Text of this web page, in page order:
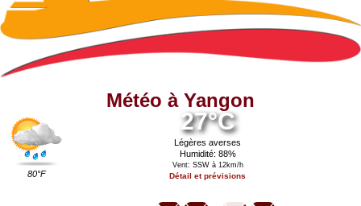
Météo à Yangon
80°F
27°C
Légères averses
Humidité: 88%
Vent: SSW à 12km/h
Détail et prévisions